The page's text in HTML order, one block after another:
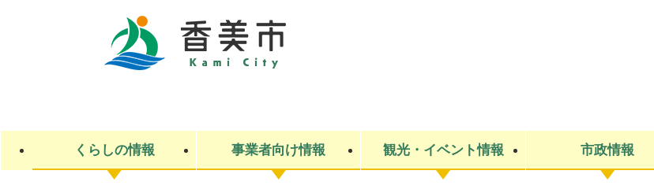
くらしの情報 事業者向け情報 観光・イベント情報 市政情報